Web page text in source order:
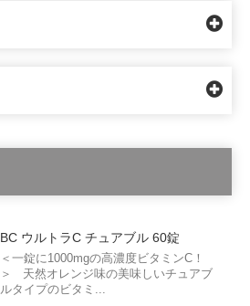
BC ウルトラC チュアブル 60錠
＜一錠に1000mgの高濃度ビタミンC！
＞ 天然オレンジ味の美味しいチュアブ
ルタイプのビタミ...